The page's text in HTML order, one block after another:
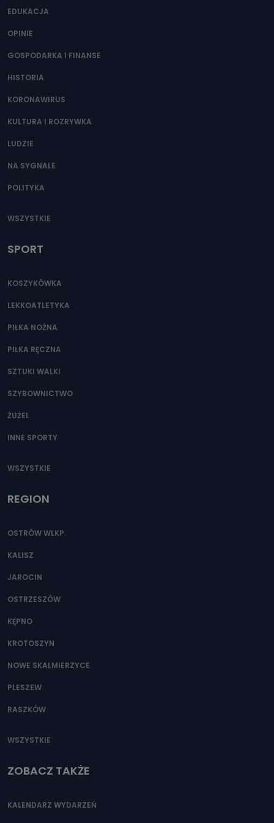
Można to zrobić pod numerem telefonu 62 735-51-05 lub
EDUKACJA
OPINIE
GOSPODARKA I FINANSE
HISTORIA
KORONAWIRUS
KULTURA I ROZRYWKA
LUDZIE
NA SYGNALE
POLITYKA
WSZYSTKIE
SPORT
KOSZYKÓWKA
LEKKOATLETYKA
PIŁKA NOŻNA
PIŁKA RĘCZNA
SZTUKI WALKI
SZYBOWNICTWO
ŻUŻEL
INNE SPORTY
WSZYSTKIE
REGION
OSTRÓW WLKP.
KALISZ
JAROCIN
OSTRZESZÓW
KĘPNO
KROTOSZYN
NOWE SKALMIERZYCE
PLESZEW
RASZKÓW
WSZYSTKIE
ZOBACZ TAKŻE
KALENDARZ WYDARZEŃ